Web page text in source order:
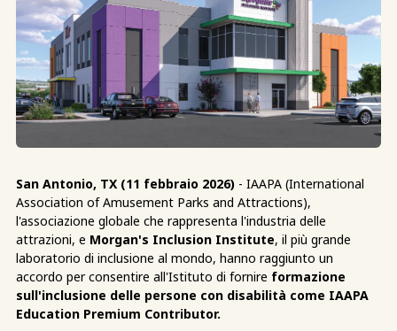
San Antonio, TX (11 febbraio 2026) - IAAPA (International
Association of Amusement Parks and Attractions),
l'associazione globale che rappresenta l'industria delle
attrazioni, e Morgan's Inclusion Institute, il più grande
laboratorio di inclusione al mondo, hanno raggiunto un
accordo per consentire all'Istituto di fornire formazione
sull'inclusione delle persone con disabilità come IAAPA
Education Premium Contributor.